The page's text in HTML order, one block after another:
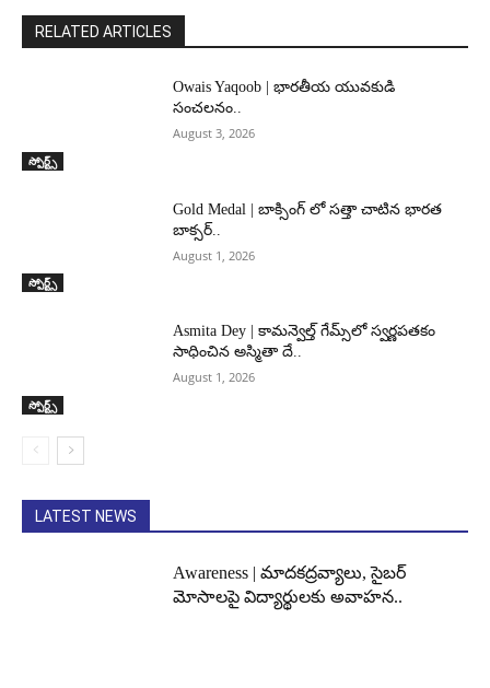
RELATED ARTICLES
స్పోర్ట్స్
Owais Yaqoob | భారతీయ యువకుడి
సంచలనం..
August 3, 2026
స్పోర్ట్స్
Gold Medal | బాక్సింగ్ లో సత్తా చాటిన భారత
బాక్సర్..
August 1, 2026
స్పోర్ట్స్
Asmita Dey | కామన్వెల్త్ గేమ్స్‌లో స్వర్ణపతకం
సాధించిన అస్మితా దే..
August 1, 2026
LATEST NEWS
Awareness | మాదకద్రవ్యాలు, సైబర్
మోసాలపై విద్యార్థులకు అవాహన..